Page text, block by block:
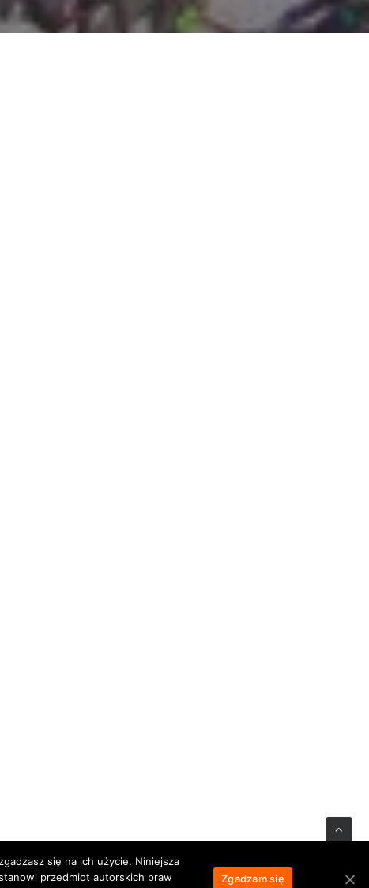
się na ich użycie. Niniejsza
przedmiot autorskich praw
Zgadzam się